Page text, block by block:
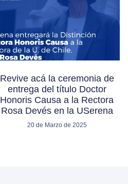
Revive acá la ceremonia de
entrega del título Doctor
Honoris Causa a la Rectora
Rosa Devés en la USerena
20 de Marzo de 2025